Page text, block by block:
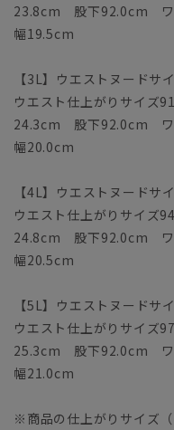
23.8cm 股下92.0cm
幅19.5cm
【3L】ウエストヌードサ
ウエスト仕上がりサイ
24.3cm 股下92.0cm
幅20.0cm
【4L】ウエストヌードサ
ウエスト仕上がりサイ
24.8cm 股下92.0cm
幅20.5cm
【5L】ウエストヌードサ
ウエスト仕上がりサイ
25.3cm 股下92.0cm
幅21.0cm
※商品の仕上がりサイズ